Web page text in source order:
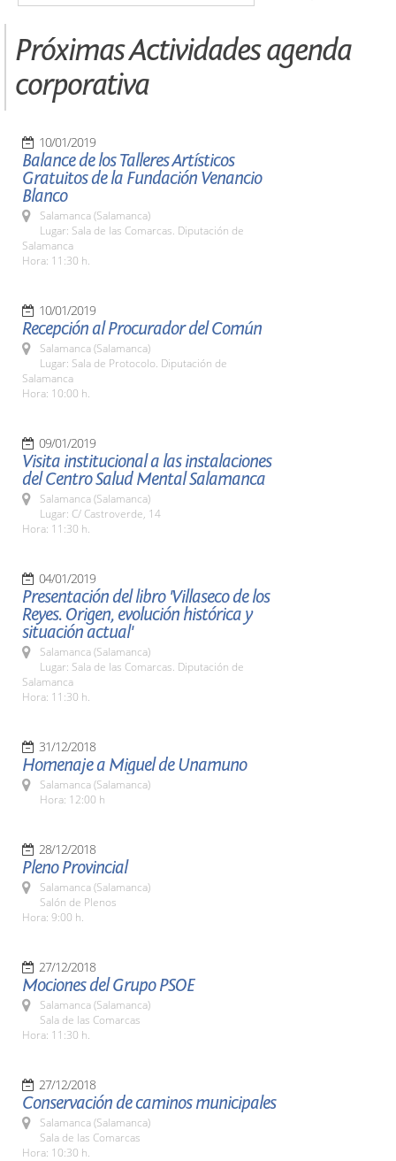
Próximas Actividades agenda
corporativa
10/01/2019
Balance de los Talleres Artísticos
Gratuitos de la Fundación Venancio
Blanco
Salamanca (Salamanca)
Lugar: Sala de las Comarcas. Diputación de
Salamanca
Hora: 11:30 h.
10/01/2019
Recepción al Procurador del Común
Salamanca (Salamanca)
Lugar: Sala de Protocolo. Diputación de
Salamanca
Hora: 10:00 h.
09/01/2019
Visita institucional a las instalaciones
del Centro Salud Mental Salamanca
Salamanca (Salamanca)
Lugar: C/ Castroverde, 14
Hora: 11:30 h.
04/01/2019
Presentación del libro 'Villaseco de los
Reyes. Origen, evolución histórica y
situación actual'
Salamanca (Salamanca)
Lugar: Sala de las Comarcas. Diputación de
Salamanca
Hora: 11:30 h.
31/12/2018
Homenaje a Miguel de Unamuno
Salamanca (Salamanca)
Hora: 12:00 h
28/12/2018
Pleno Provincial
Salamanca (Salamanca)
Salón de Plenos
Hora: 9:00 h.
27/12/2018
Mociones del Grupo PSOE
Salamanca (Salamanca)
Sala de las Comarcas
Hora: 11:30 h.
27/12/2018
Conservación de caminos municipales
Salamanca (Salamanca)
Sala de las Comarcas
Hora: 10:30 h.